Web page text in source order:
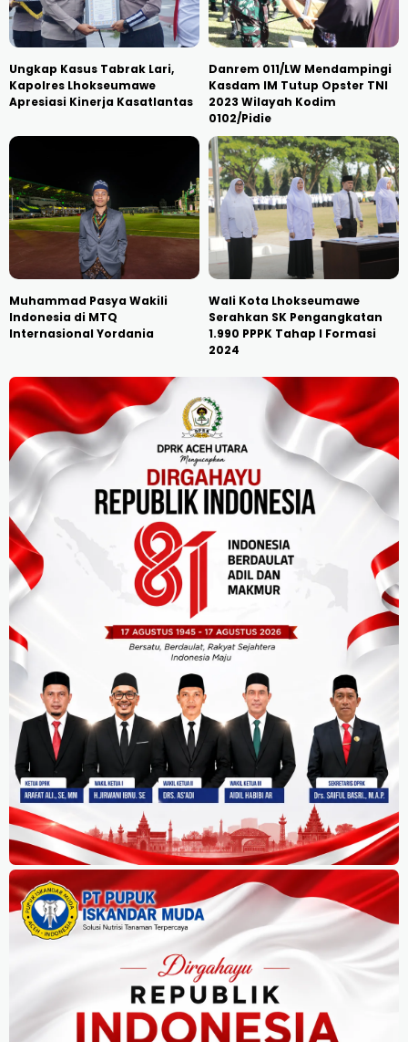
Ungkap Kasus Tabrak Lari,
Kapolres Lhokseumawe
Apresiasi Kinerja Kasatlantas
Danrem 011/LW Mendampingi
Kasdam IM Tutup Opster TNI
2023 Wilayah Kodim
0102/Pidie
Muhammad Pasya Wakili
Indonesia di MTQ
Internasional Yordania
Wali Kota Lhokseumawe
Serahkan SK Pengangkatan
1.990 PPPK Tahap I Formasi
2024